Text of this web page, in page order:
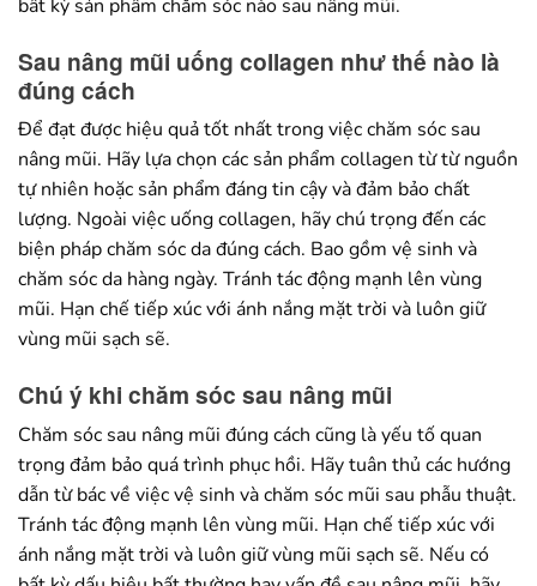
bất kỳ sản phẩm chăm sóc nào sau nâng mũi.
Sau nâng mũi uống collagen như thế nào là
đúng cách
Để đạt được hiệu quả tốt nhất trong việc chăm sóc sau
nâng mũi. Hãy lựa chọn các sản phẩm collagen từ từ nguồn
tự nhiên hoặc sản phẩm đáng tin cậy và đảm bảo chất
lượng. Ngoài việc uống collagen, hãy chú trọng đến các
biện pháp chăm sóc da đúng cách. Bao gồm vệ sinh và
chăm sóc da hàng ngày. Tránh tác động mạnh lên vùng
mũi. Hạn chế tiếp xúc với ánh nắng mặt trời và luôn giữ
vùng mũi sạch sẽ.
Chú ý khi chăm sóc sau nâng mũi
Chăm sóc sau nâng mũi đúng cách cũng là yếu tố quan
trọng đảm bảo quá trình phục hồi. Hãy tuân thủ các hướng
dẫn từ bác về việc vệ sinh và chăm sóc mũi sau phẫu thuật.
Tránh tác động mạnh lên vùng mũi. Hạn chế tiếp xúc với
ánh nắng mặt trời và luôn giữ vùng mũi sạch sẽ. Nếu có